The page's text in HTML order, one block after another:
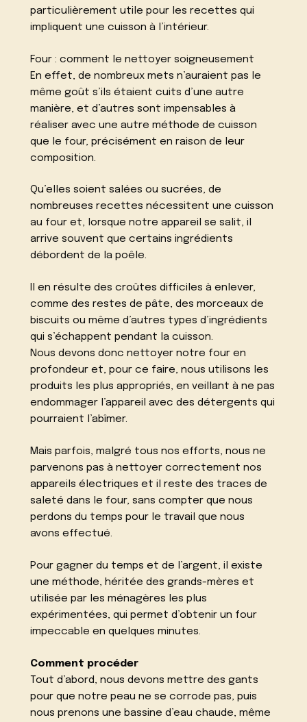
particulièrement utile pour les recettes qui
impliquent une cuisson à l’intérieur.
Four : comment le nettoyer soigneusement
En effet, de nombreux mets n’auraient pas le
même goût s’ils étaient cuits d’une autre
manière, et d’autres sont impensables à
réaliser avec une autre méthode de cuisson
que le four, précisément en raison de leur
composition.
Qu’elles soient salées ou sucrées, de
nombreuses recettes nécessitent une cuisson
au four et, lorsque notre appareil se salit, il
arrive souvent que certains ingrédients
débordent de la poêle.
Il en résulte des croûtes difficiles à enlever,
comme des restes de pâte, des morceaux de
biscuits ou même d’autres types d’ingrédients
qui s’échappent pendant la cuisson.
Nous devons donc nettoyer notre four en
profondeur et, pour ce faire, nous utilisons les
produits les plus appropriés, en veillant à ne pas
endommager l’appareil avec des détergents qui
pourraient l’abîmer.
Mais parfois, malgré tous nos efforts, nous ne
parvenons pas à nettoyer correctement nos
appareils électriques et il reste des traces de
saleté dans le four, sans compter que nous
perdons du temps pour le travail que nous
avons effectué.
Pour gagner du temps et de l’argent, il existe
une méthode, héritée des grands-mères et
utilisée par les ménagères les plus
expérimentées, qui permet d’obtenir un four
impeccable en quelques minutes.
Comment procéder
Tout d’abord, nous devons mettre des gants
pour que notre peau ne se corrode pas, puis
nous prenons une bassine d’eau chaude, même